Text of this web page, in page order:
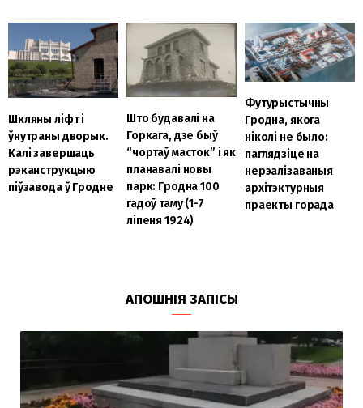
Шкляны ліфт і
ўнутраны дворык.
Калі завершаць
рэканструкцыю
піўзавода ў Гродне
Што будавалі на
Горкага, дзе быў
“чортаў масток” і як
планавалі новы
парк: Гродна 100
гадоў таму (1-7
ліпеня 1924)
Футурыстычны
Гродна, якога
ніколі не было:
паглядзіце на
нерэалізаваныя
архітэктурныя
праекты горада
АПОШНІЯ ЗАПІСЫ